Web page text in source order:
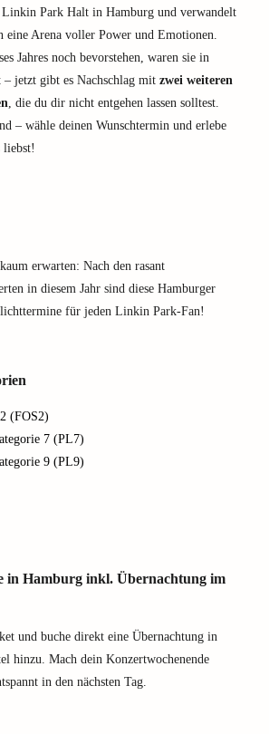
Linkin Park Halt in Hamburg und verwandelt
eine Arena voller Power und Emotionen.
Jahres noch bevorstehen, waren sie in
– jetzt gibt es Nachschlag mit zwei weiteren
, die du dir nicht entgehen lassen solltest.
– wähle deinen Wunschtermin und erlebe
erwarten: Nach den rasant
in diesem Jahr sind diese Hamburger
für jeden Linkin Park-Fan!
(FOS2)
7 (PL7)
9 (PL9)
Hamburg inkl. Übernachtung im
und buche direkt eine Übernachtung in
hinzu. Mach dein Konzertwochenende
in den nächsten Tag.